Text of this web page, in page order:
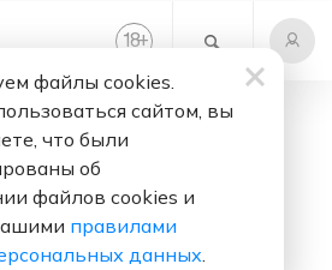
18+
Слушать бесплатно
800 Lesbians
файлы cookies.
сайтом, вы
что были
об
файлов cookies и
правилами
данных.